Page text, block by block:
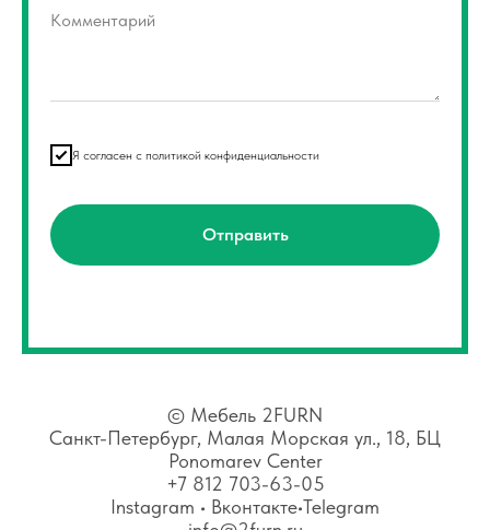
Комментарий
Я согласен с политикой конфиденциальности
Отправить
© Мебель 2FURN
Санкт-Петербург, Малая Морская ул., 18, БЦ
Ponomarev Center
+7 812 703-63-05
Instagram • Вконтакте•Telegram